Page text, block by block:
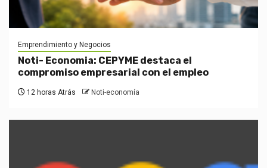
Emprendimiento y Negocios
Noti- Economia: CEPYME destaca el
compromiso empresarial con el empleo
12 horas Atrás Noti-economía